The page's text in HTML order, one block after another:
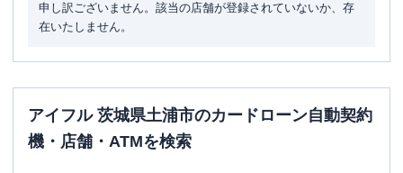
申し訳ございません。該当の店舗が登録されていないか、存
在いたしません。
アイフル 茨城県土浦市のカードローン自動契約
機・店舗・ATMを検索